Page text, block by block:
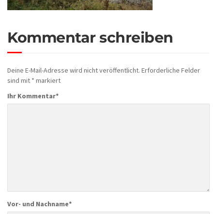
Kommentar schreiben
Deine E-Mail-Adresse wird nicht veröffentlicht. Erforderliche Felder
sind mit * markiert
Ihr Kommentar*
Vor- und Nachname*